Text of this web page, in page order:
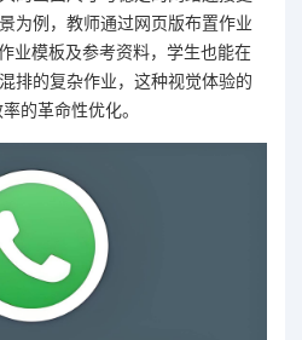
为例，教师通过网页版布置作业
业模板及参考资料，学生也能在
排的复杂作业，这种视觉体验的
的革命性优化。